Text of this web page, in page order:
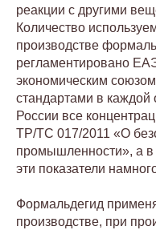
реакции с другими
Количество
производстве
регламентировано
экономическим
стандартами в каждой
России все
ТР/ТС 017/2011 «О
промышленности», а
эти показатели
Формальдегид
производстве, при